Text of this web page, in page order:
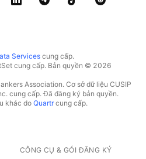
Services cung cấp.
cung cấp. Bản quyền © 2026
Association. Cơ sở dữ liệu CUSIP
cung cấp. Đã đăng ký bản quyền.
khác do Quartrcung cấp.
CÔNG CỤ & GÓI ĐĂNG KÝ